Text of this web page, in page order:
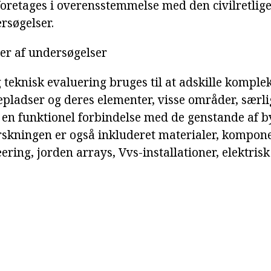
i overensstemmelse med den
af undersøgelser
evaluering bruges til at adskille
og deres elementer, visse områder,
funktionel forbindelse med de genstande af
er også inkluderet materialer,
jorden arrays, Vvs-installationer,